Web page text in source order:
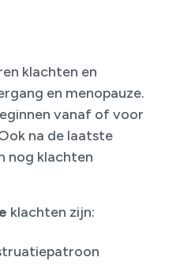
klachten en
en menopauze.
vanaf of voor
na de laatste
nog klachten
klachten zijn: